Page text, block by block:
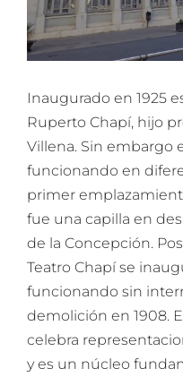
Inaugurado en 1925
Ruperto Chapí, hijo
Villena. Sin embargo
funcionando en
primer
fue una capilla en
de la Concepción.
Teatro Chapí se
funcionando sin
demolición en 1908.
celebra
y es un núcleo